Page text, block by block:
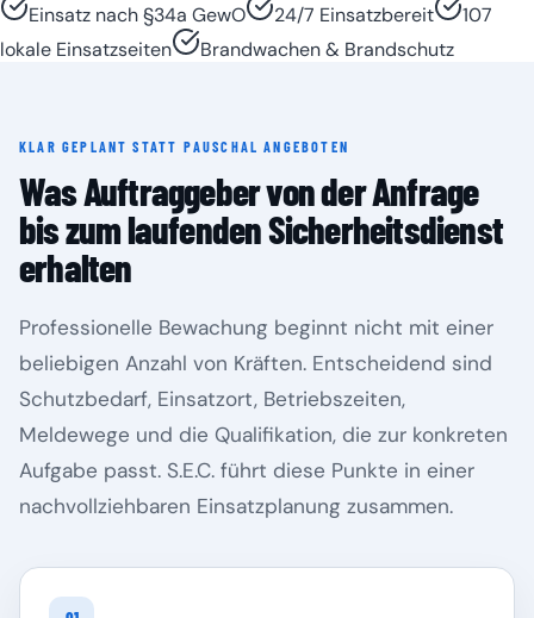
Einsatz nach §34a GewO
24/7 Einsatzbereit
107
lokale Einsatzseiten
Brandwachen & Brandschutz
KLAR GEPLANT STATT PAUSCHAL ANGEBOTEN
Was Auftraggeber von der Anfrage
bis zum laufenden Sicherheitsdienst
erhalten
Professionelle Bewachung beginnt nicht mit einer
beliebigen Anzahl von Kräften. Entscheidend sind
Schutzbedarf, Einsatzort, Betriebszeiten,
Meldewege und die Qualifikation, die zur konkreten
Aufgabe passt. S.E.C. führt diese Punkte in einer
nachvollziehbaren Einsatzplanung zusammen.